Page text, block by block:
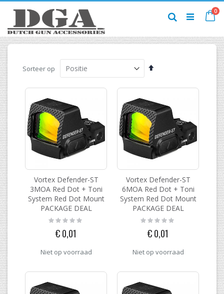
naar
de
inhoud
0
Zoek
Sorteer op
Van
sorteren
Vortex Defender-ST
3MOA Red Dot + Toni
System Red Dot Mount
PACKAGE DEAL
Rating:
0%
€ 0,01
Niet op voorraad
Vortex Defender-ST
6MOA Red Dot + Toni
System Red Dot Mount
PACKAGE DEAL
Rating:
0%
€ 0,01
Niet op voorraad